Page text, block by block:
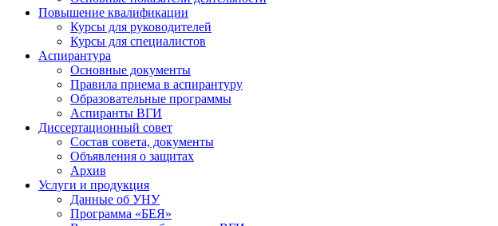
Повышение квалификации
Курсы для руководителей
Курсы для специалистов
Аспирантура
Основные документы
Правила приема в аспирантуру
Образовательные программы
Аспиранты ВГИ
Диссертационный совет
Состав совета, документы
Объявления о защитах
Архив
Услуги и продукция
Данные об УНУ
Программа «БЕЯ»